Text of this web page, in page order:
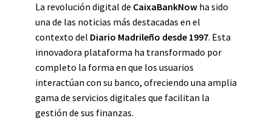
La revolución digital de CaixaBankNow ha sido
una de las noticias más destacadas en el
contexto del Diario Madrileño desde 1997. Esta
innovadora plataforma ha transformado por
completo la forma en que los usuarios
interactúan con su banco, ofreciendo una amplia
gama de servicios digitales que facilitan la
gestión de sus finanzas.